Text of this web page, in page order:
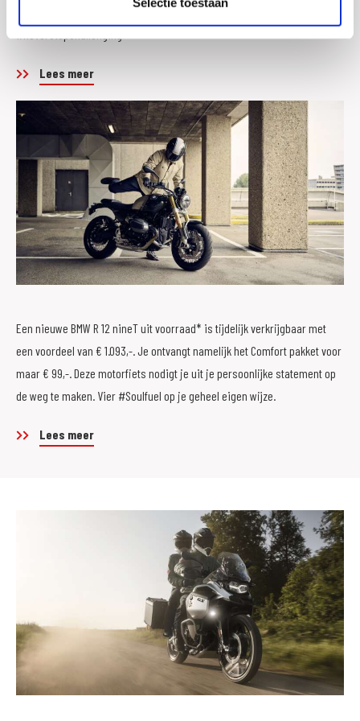
voor lange afstanden en High Performance sportmotorfiets.
Lees meer
Een nieuwe BMW R 12 nineT uit voorraad* is tijdelijk verkrijgbaar met
een voordeel van € 1.093,-. Je ontvangt namelijk het Comfort pakket voor
maar € 99,-. Deze motorfiets nodigt je uit je persoonlijke statement op
de weg te maken. Vier #Soulfuel op je geheel eigen wijze.
Lees meer